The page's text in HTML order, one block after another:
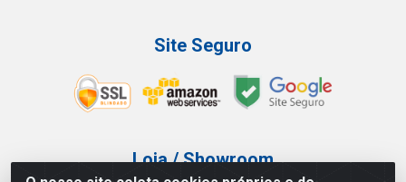
Site Seguro
Loja / Showroom